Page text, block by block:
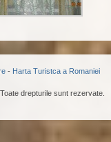
- Harta Turistca a Romaniei
. Toate drepturile sunt rezervate.